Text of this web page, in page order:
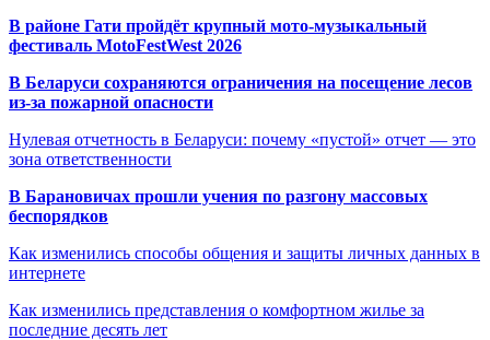
В районе Гати пройдёт крупный мото-музыкальный
фестиваль MotoFestWest 2026
В Беларуси сохраняются ограничения на посещение лесов
из-за пожарной опасности
Нулевая отчетность в Беларуси: почему «пустой» отчет — это
зона ответственности
В Барановичах прошли учения по разгону массовых
беспорядков
Как изменились способы общения и защиты личных данных в
интернете
Как изменились представления о комфортном жилье за
последние десять лет